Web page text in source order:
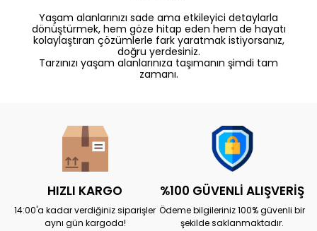
Yaşam alanlarınızı sade ama etkileyici detaylarla
dönüştürmek, hem göze hitap eden hem de hayatı
kolaylaştıran çözümlerle fark yaratmak istiyorsanız,
doğru yerdesiniz.
Tarzınızı yaşam alanlarınıza taşımanın şimdi tam
zamanı.
HIZLI KARGO
14:00'a kadar verdiğiniz siparişler
aynı gün kargoda!
%100 GÜVENLİ ALIŞVERİŞ
Ödeme bilgileriniz 100% güvenli bir
şekilde saklanmaktadır.